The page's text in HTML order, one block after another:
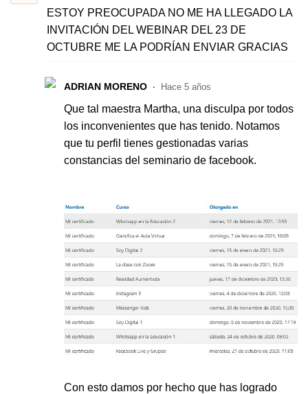
ESTOY PREOCUPADA NO ME HA LLEGADO LA
INVITACIÓN DEL WEBINAR DEL 23 DE
OCTUBRE ME LA PODRÍAN ENVIAR GRACIAS
ADRIAN MORENO Hace 5 años
Que tal maestra Martha, una disculpa por todos
los inconvenientes que has tenido. Notamos
que tu perfil tienes gestionadas varias
constancias del seminario de facebook.
Con esto damos por hecho que has logrado